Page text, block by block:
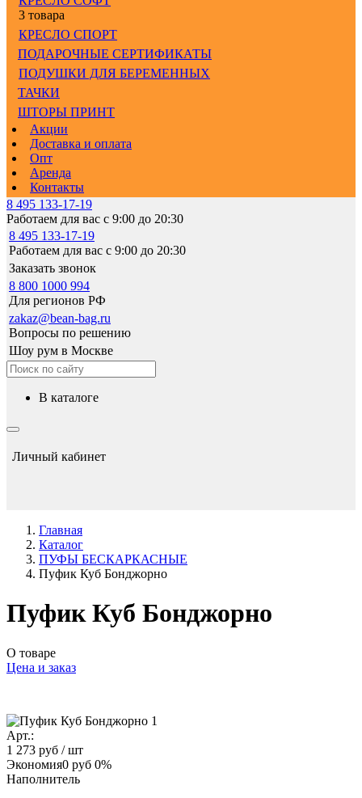
3 товара
КРЕСЛО СПОРТ
ПОДАРОЧНЫЕ СЕРТИФИКАТЫ
ПОДУШКИ ДЛЯ БЕРЕМЕННЫХ
ТАЧКИ
ШТОРЫ ПРИНТ
Акции
Доставка и оплата
Опт
Аренда
Контакты
8 495 133-17-19
Работаем для вас с 9:00 до 20:30
8 495 133-17-19
Работаем для вас с 9:00 до 20:30
Заказать звонок
8 800 1000 994
Для регионов РФ
zakaz@bean-bag.ru
Вопросы по решению
Шоу рум в Москве
в каталоге
Личный кабинет
Главная
Каталог
ПУФЫ БЕСКАРКАСНЫЕ
Пуфик Куб Бонджорно
Пуфик Куб Бонджорно
О товаре
Цена и заказ
Арт.:
1 273 руб / шт
Экономия0 руб 0%
Наполнитель